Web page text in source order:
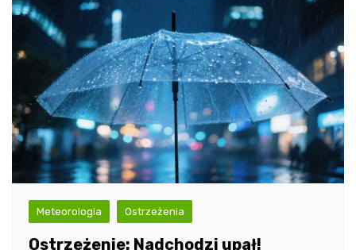
Meteorologia Ostrzeżenia
Ostrzeżenie: Nadchodzi upał!